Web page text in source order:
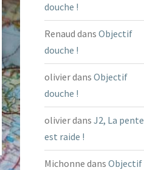
douche !
Renaud dans Objectif
douche !
olivierdans Objectif
douche !
olivierdans J2, La pente
est raide !
Michonne dans Objectif